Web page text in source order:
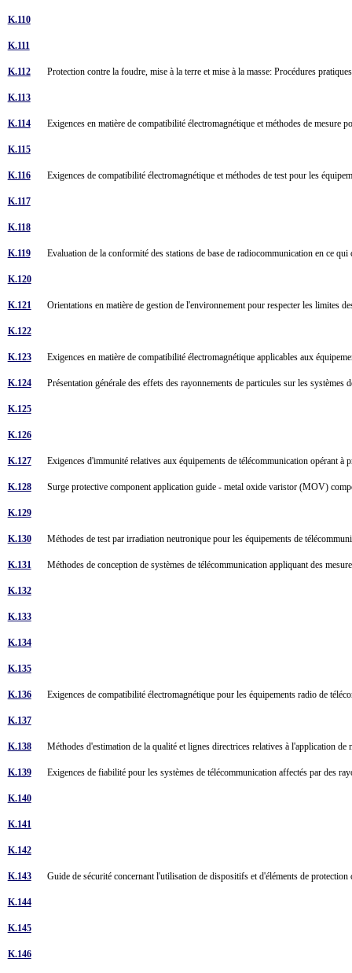
K.110
K.111
K.112 Protection contre la foudre, mise à la terre et mise à la masse: Procédures
K.113
K.114 Exigences en matière de compatibilité électromagnétique et méthodes de
K.115
K.116 Exigences de compatibilité électromagnétique et méthodes de test pour les
K.117
K.118
K.119 Evaluation de la conformité des stations de base de radiocommunication en ce
K.120
K.121 Orientations en matière de gestion de l'environnement pour respecter les limites
K.122
K.123 Exigences en matière de compatibilité électromagnétique applicables aux
K.124 Présentation générale des effets des rayonnements de particules sur les
K.125
K.126
K.127 Exigences d'immunité relatives aux équipements de télécommunication opérant
K.128 Surge protective component application guide - metal oxide varistor (MOV)
K.129
K.130 Méthodes de test par irradiation neutronique pour les équipements de
K.131 Méthodes de conception de systèmes de télécommunication appliquant des
K.132
K.133
K.134
K.135
K.136 Exigences de compatibilité électromagnétique pour les équipements radio de
K.137
K.138 Méthodes d'estimation de la qualité et lignes directrices relatives à l'application
K.139 Exigences de fiabilité pour les systèmes de télécommunication affectés par des
K.140
K.141
K.142
K.143 Guide de sécurité concernant l'utilisation de dispositifs et d'éléments de
K.144
K.145
K.146